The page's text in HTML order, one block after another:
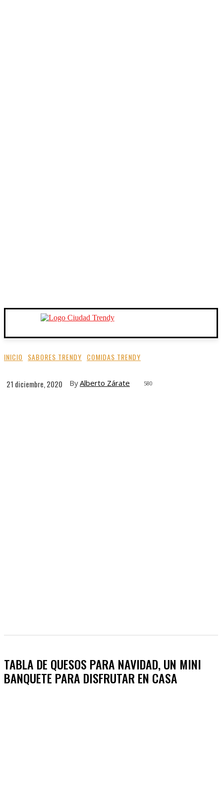
INICIO SABORES TRENDY COMIDAS TRENDY
21 diciembre, 2020 ByAlberto Zárate 580
TABLA DE QUESOS PARA NAVIDAD, UN MINI
BANQUETE PARA DISFRUTAR EN CASA